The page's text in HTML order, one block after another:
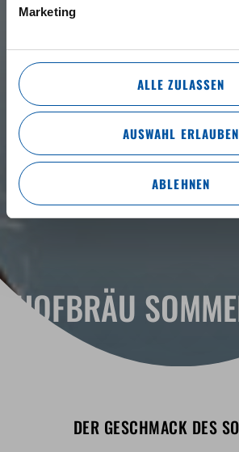
Marketing
ALLE ZULASSEN
AUSWAHL ERLAUBEN
ABLEHNEN
HOFBRÄU
DER GESCHMACK DES